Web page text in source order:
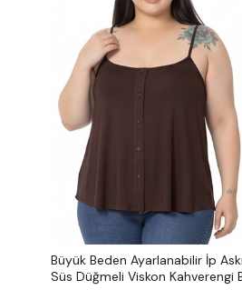
Büyük Beden Ayarlanabilir İp
Süs Düğmeli Viskon Kahverengi